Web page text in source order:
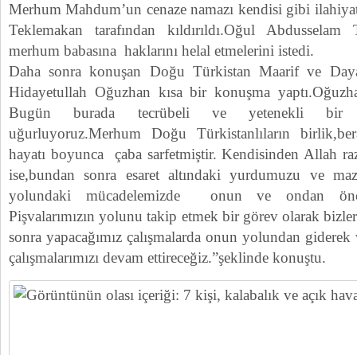
Merhum Mahdum’un cenaze namazı kendisi gibi
Teklemakan tarafından kıldırıldı.Oğul
merhum babasına haklarını helal etmelerini istedi.
Daha sonra konuşan Doğu Türkistan Maarif ve
Hidayetullah Oğuzhan kısa bir konuşma
Bugün burada tecrübeli ve yetenekli bir
uğurluyoruz.Merhum Doğu Türkistanlıların
hayatı boyunca çaba sarfetmiştir. Kendisinden Allah
ise,bundan sonra esaret altındaki yurdumuzu ve
yolundaki mücadelemizde onun ve ondan
Pişvalarımızın yolunu takip etmek bir görev olarak
sonra yapacağımız çalışmalarda onun yolundan
çalışmalarımızı devam ettireceğiz.”şeklinde konuştu.